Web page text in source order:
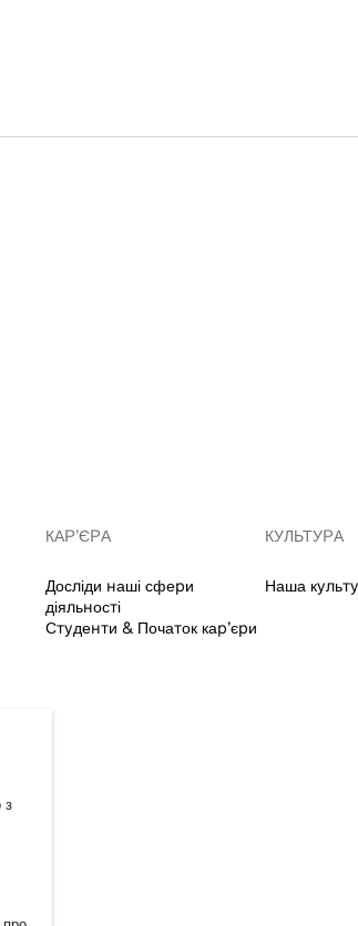
КАР’ЄРА
Досліди наші сфери
діяльності
Студенти & Початок кар’єри
КУЛЬТУРА
Наша
з